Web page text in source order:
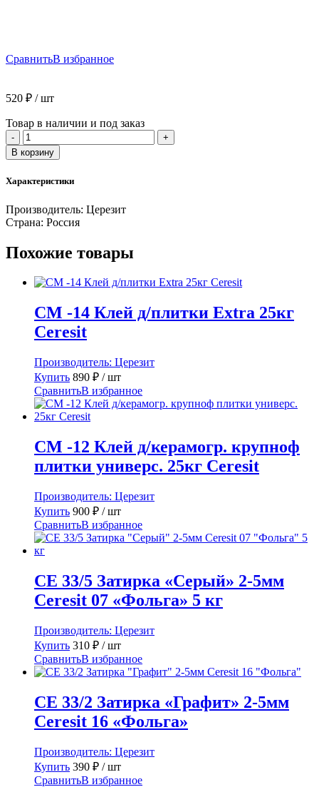
СравнитьВ избранное
520 ₽ / шт
Товар в наличии и под заказ
-
Количество
товара
CM
Клей
плитки
эластичный
Ceresit
+
В корзину
Характеристики
Производитель: Церезит
Страна: Россия
Похожие товары
CM -14 Клей д/плитки Extra 25кг
Ceresit
Производитель: Церезит
Купить 890 ₽ / шт
СравнитьВ избранное
CM -12 Клей д/керамогр. крупноф
плитки универс. 25кг Ceresit
Производитель: Церезит
Купить 900 ₽ / шт
СравнитьВ избранное
CE 33/5 Затирка «Серый» 2-5мм
Ceresit 07 «Фольга» 5 кг
Производитель: Церезит
Купить 310 ₽ / шт
СравнитьВ избранное
CE 33/2 Затирка «Графит» 2-5мм
Ceresit 16 «Фольга»
Производитель: Церезит
Купить 390 ₽ / шт
СравнитьВ избранное